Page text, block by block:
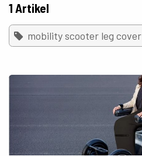
1 Artikel
mobility scooter leg cover